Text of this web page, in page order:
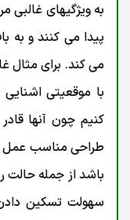
به ویژگیهای
پیدا می کنند و به
می کند. برای مثال
با موقعیتی
کنیم چون آنها
طراحی مناسب عمل
باشد از جمله
سهولت تسکین